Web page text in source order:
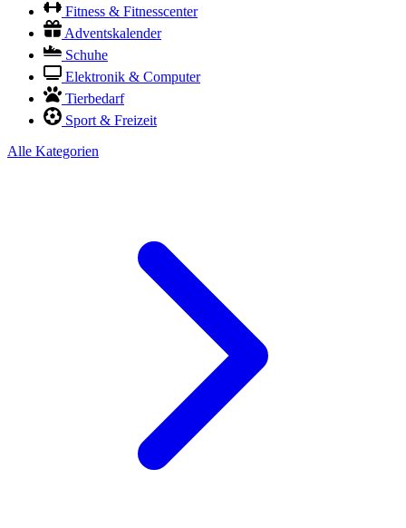
Fitness & Fitnesscenter
Adventskalender
Schuhe
Elektronik & Computer
Tierbedarf
Sport & Freizeit
Alle Kategorien